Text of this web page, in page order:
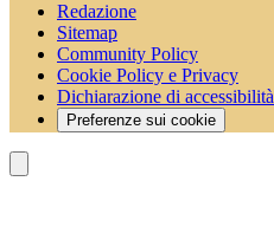
Redazione
Sitemap
Community Policy
Cookie Policy e Privacy
Dichiarazione di accessibilità
Preferenze sui cookie